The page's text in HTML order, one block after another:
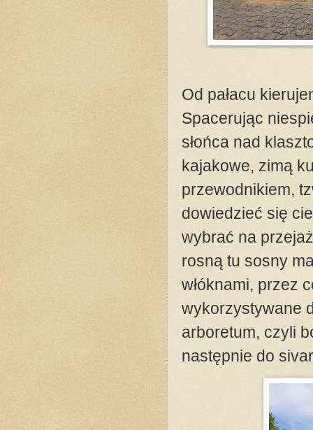
Od pałacu
Spacerując
słońca nad
kajakowe, zimą
przewodnikiem,
dowiedzieć się
wybrać na
rosną tu sosny
włóknami, przez
wykorzystywane
arboretum, czyli
następnie do